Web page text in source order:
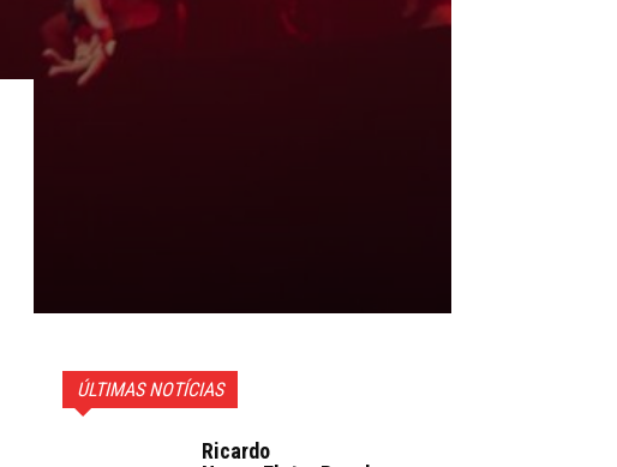
ÚLTIMAS NOTÍCIAS
Ricardo